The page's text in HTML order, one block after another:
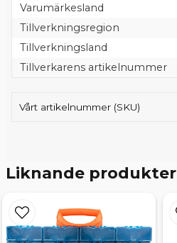
Varumärkesland
Tillverkningsregion
Tillverkningsland
Tillverkarens artikelnummer
Vårt artikelnummer (SKU)
Liknande produkter